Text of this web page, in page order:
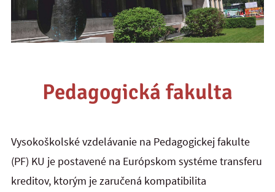
Pedagogická fakulta
Vysokoškolské vzdelávanie na Pedagogickej fakulte
(PF) KU je postavené na Európskom systéme transferu
kreditov, ktorým je zaručená kompatibilita